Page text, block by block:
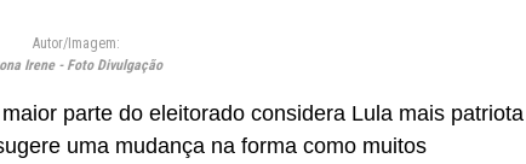
Autor/Imagem:
Irene - Foto Divulgação
parte do eleitorado considera Lula mais patriota
uma mudança na forma como muitos